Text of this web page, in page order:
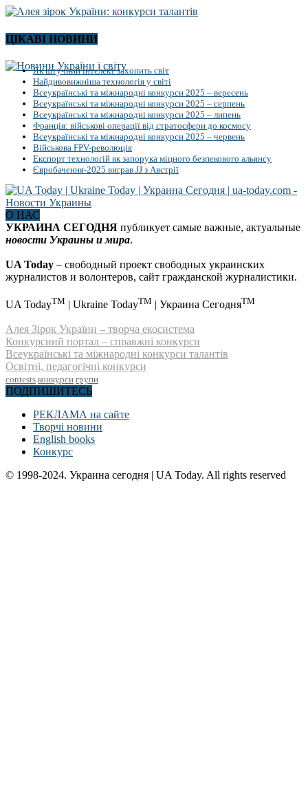
ЦІКАВІ НОВИНИ
Як штучний інтелект захопить світ
Найдивовижніша технологія у світі
Всеукраїнські та міжнародні конкурси 2025 – вересень
Всеукраїнські та міжнародні конкурси 2025 – серпень
Всеукраїнські та міжнародні конкурси 2025 – липень
Франція: військові операції від стратосфери до космосу
Всеукраїнські та міжнародні конкурси 2025 – червень
Військова FPV-революція
Експорт технологій як запорука міцного безпекового альянсу
Євробачення-2025 виграв JJ з Австрії
О НАС
УКРАИНА СЕГОДНЯ публикует самые важные, актуальные
новости Украины и мира.
UA Today – свободный проект свободных украинских
журналистов и волонтеров, сайт гражданской журналистики.
UA TodayTM | Ukraine TodayTM | Украина СегодняTM
Алея Зірок України – творча екосистема
Конкурсний портал – справжні конкурси
Всеукраїнські та міжнародні конкурси талантів
Освітні, педагогічні конкурси
contests конкурси групи
ПОДПИШИТЕСЬ
РЕКЛАМА на сайте
Творчі новини
English books
Конкурс
© 1998-2024. Украина сегодня | UA Today. All rights reserved